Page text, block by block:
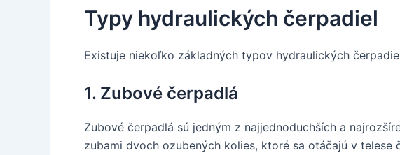
Typy hydraulických čerpadiel
Existuje niekoľko základných typov hydraulických
1. Zubové čerpadlá
Zubové čerpadlá sú jedným z najjednoduchších a
zubami dvoch ozubených kolies, ktoré sa otáčajú v telese